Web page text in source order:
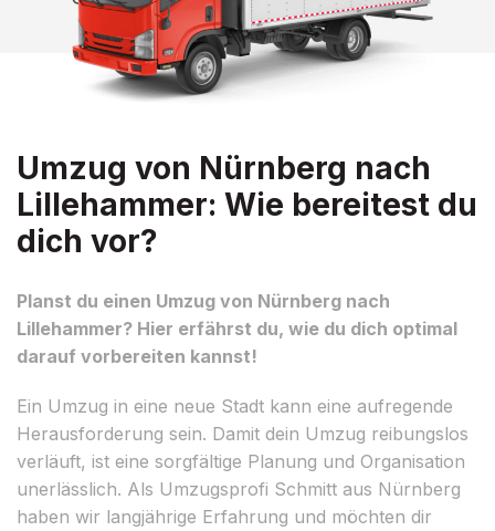
Umzug von Nürnberg nach
Lillehammer: Wie bereitest du
dich vor?
Planst du einen Umzug von Nürnberg nach
Lillehammer? Hier erfährst du, wie du dich optimal
darauf vorbereiten kannst!
Ein Umzug in eine neue Stadt kann eine aufregende
Herausforderung sein. Damit dein Umzug reibungslos
verläuft, ist eine sorgfältige Planung und Organisation
unerlässlich. Als Umzugsprofi Schmitt aus Nürnberg
haben wir langjährige Erfahrung und möchten dir